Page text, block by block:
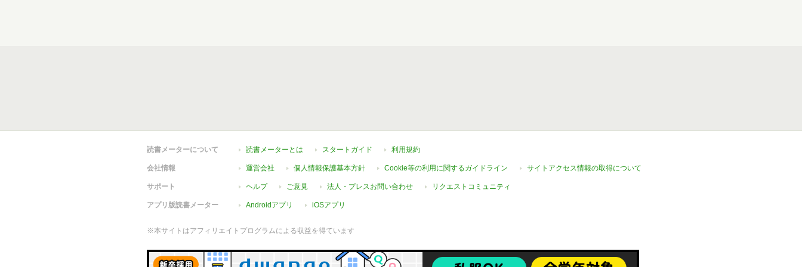
読書メーターについて 読書メーターとは スタートガイド 利用規約
会社情報 運営会社 個人情報保護基本方針 Cookie等の利用に関するガイドライン サイトアクセス情報の取得について
サポート ヘルプ ご意見 法人・プレスお問い合わせ リクエストコミュニティ
アプリ版読書メーター Androidアプリ iOSアプリ
※本サイトはアフィリエイトプログラムによる収益を得ています